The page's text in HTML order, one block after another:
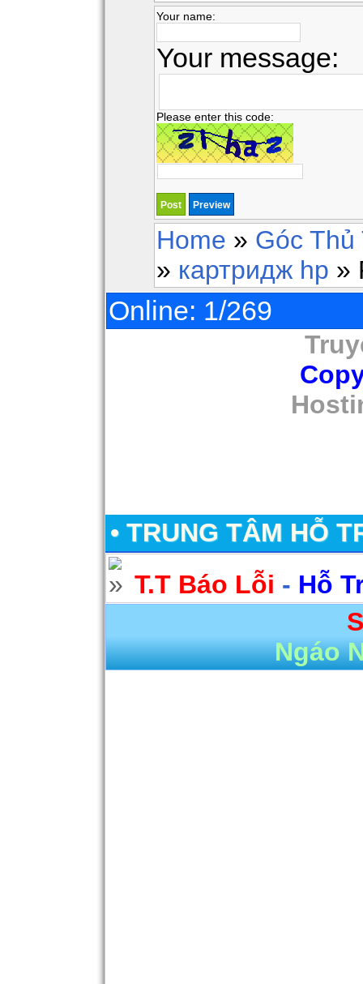
Your name:
Your message:
Please enter this code:
Home » Góc Thủ
» картридж hp »
Online: 1/269
• TRUNG TÂM HỖ
T.T Báo Lỗi - Hỗ
Ngáo